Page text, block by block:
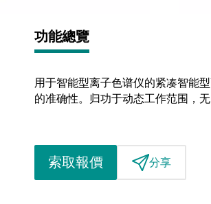
功能總覽
用于智能型离子色谱仪的紧凑智能
的准确性。归功于动态工作范围，
索取報價 分享